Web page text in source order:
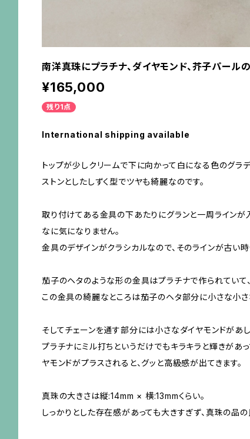
南洋真珠にプラチナ、ダイヤモンド、芥子パール
¥165,000
残り1点
International shipping available
トップが少しクリームで下に向かって白になる色のグラ
ストンとしたしずく型でツヤも綺麗なのです。
取り付けてある金具の下あたりにグランと一周ライン
なに気になりません。
金具のデザインがクラシカルなので、そのラインが古い
茄子のヘタのような形の金具はプラチナで作られていて
この金具の綺麗なところは茄子のヘタ部分に小さな小さ
そしてチェーンを通す部分には小さなダイヤモンドがあし
プラチナにミル打ちというだけでもキラキラと輝きがあ
ヤモンドがプラスされると、グッと高級感が出てきます。
真珠の大きさは縦:14mm × 横:13mmくらい。
しっかりとした存在感があっても大きすぎず、真珠の品の